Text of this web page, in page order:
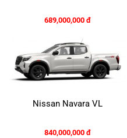
689,000,000 đ
Nissan Navara VL
840,000,000 đ